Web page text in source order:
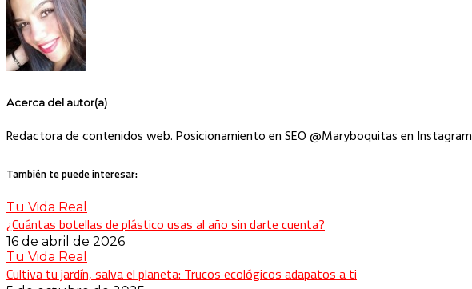
Acerca del autor(a)
Redactora de contenidos web. Posicionamiento en SEO @Maryboquitas en Instagram
También te puede interesar:
Tu Vida Real
¿Cuántas botellas de plástico usas al año sin darte cuenta?
16 de abril de 2026
Tu Vida Real
Cultiva tu jardín, salva el planeta: Trucos ecológicos adapatos a ti